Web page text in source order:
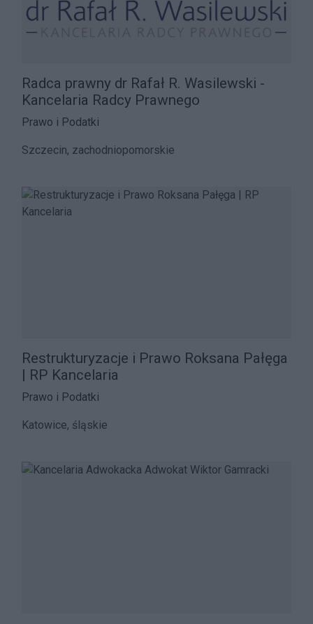
Radca prawny dr Rafał R. Wasilewski -
Kancelaria Radcy Prawnego
Prawo i Podatki
Szczecin, zachodniopomorskie
Restrukturyzacje i Prawo Roksana Pałęga
| RP Kancelaria
Prawo i Podatki
Katowice, śląskie